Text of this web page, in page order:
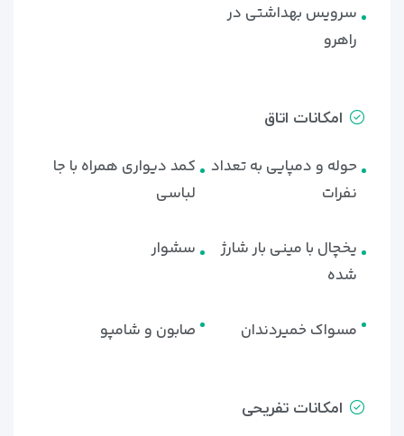
سرویس بهداشتی در
راهرو
امکانات اتاق
حوله و دمپایی به تعداد
نفرات
کمد دیواری همراه با جا
لباسی
یخچال با مینی بار شارژ
شده
سشوار
مسواک خمیردندان صابون و شامپو
امکانات تفریحی